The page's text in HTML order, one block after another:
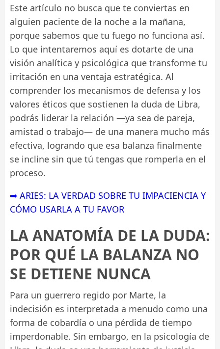
Este artículo no busca que te conviertas en
alguien paciente de la noche a la mañana,
porque sabemos que tu fuego no funciona así.
Lo que intentaremos aquí es dotarte de una
visión analítica y psicológica que transforme tu
irritación en una ventaja estratégica. Al
comprender los mecanismos de defensa y los
valores éticos que sostienen la duda de Libra,
podrás liderar la relación —ya sea de pareja,
amistad o trabajo— de una manera mucho más
efectiva, logrando que esa balanza finalmente
se incline sin que tú tengas que romperla en el
proceso.
➡ ARIES: LA VERDAD SOBRE TU IMPACIENCIA Y
CÓMO USARLA A TU FAVOR
LA ANATOMÍA DE LA DUDA:
POR QUÉ LA BALANZA NO
SE DETIENE NUNCA
Para un guerrero regido por Marte, la
indecisión es interpretada a menudo como una
forma de cobardía o una pérdida de tiempo
imperdonable. Sin embargo, en la psicología de